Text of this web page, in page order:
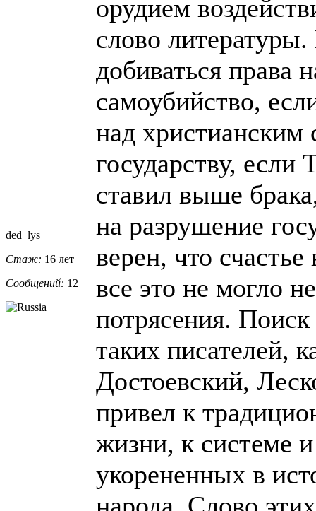
ded_lys
Стаж: 16 лет
Сообщений: 12
орудием
слово
добиваться права
самоубийство,
над
государству, если
ставил выше
на разрушение
верен, что
все это не могло
потрясения.
таких писателей,
Достоевский,
привел к
жизни, к системе
укорененных в